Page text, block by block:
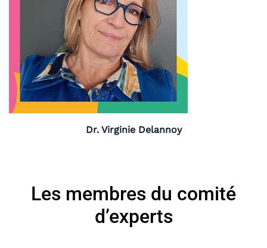
Dr. Virginie Delannoy
Les membres du comité
d’experts